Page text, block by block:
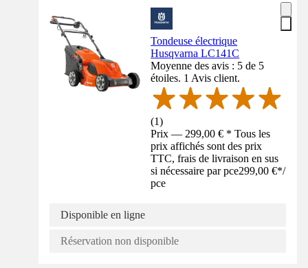
Tondeuse électrique
Husqvarna LC141C
Moyenne des avis : 5 de 5
étoiles. 1 Avis client.
(1)
Prix — 299,00 € * Tous les
prix affichés sont des prix
TTC, frais de livraison en sus
si nécessaire par pce299,00 €*/
pce
Disponible en ligne
Réservation non disponible